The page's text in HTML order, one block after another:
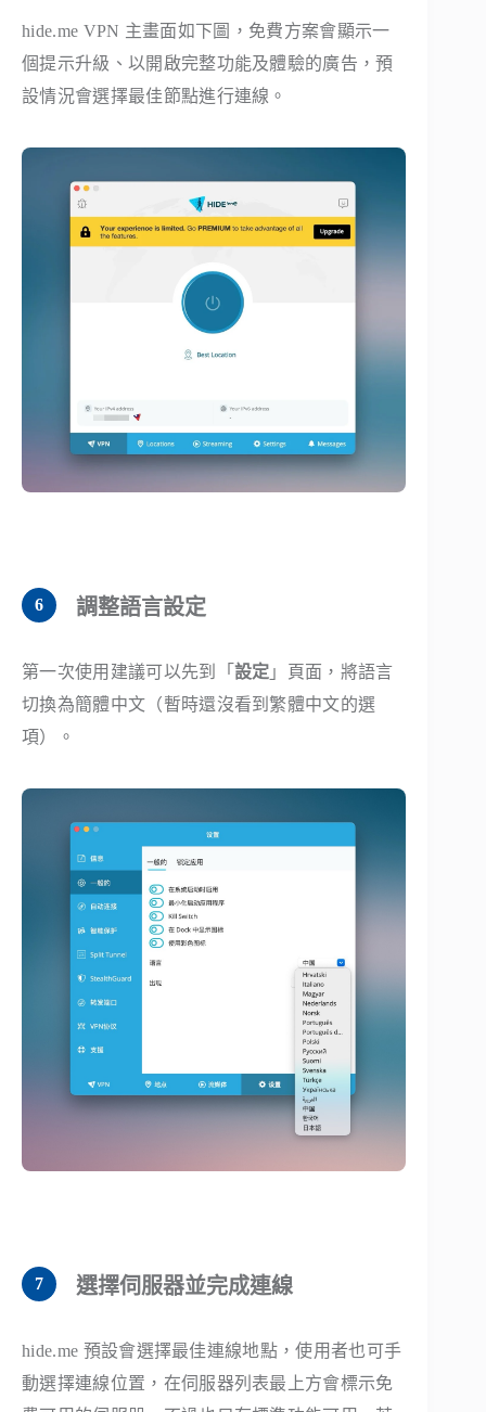
hide.me VPN 主畫面如下圖，免費方案會顯示一
個提示升級、以開啟完整功能及體驗的廣告，預
設情況會選擇最佳節點進行連線。
調整語言設定
第一次使用建議可以先到「 設定 」頁面，將語言
切換為簡體中文（暫時還沒看到繁體中文的選
項）。
選擇伺服器並完成連線
hide.me 預設會選擇最佳連線地點，使用者也可手
動選擇連線位置，在伺服器列表最上方會標示免